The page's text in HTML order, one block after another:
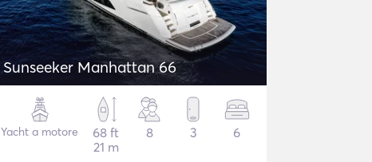
Sunseeker Manhattan 66
Yacht a motore
68 ft
21 m
8 3 6